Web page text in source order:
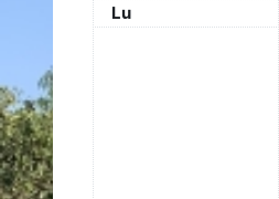
Lundi
Lu